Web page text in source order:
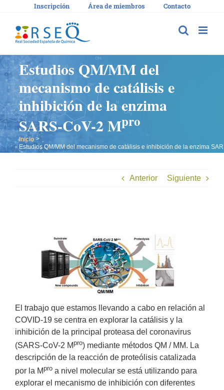
contenido
Inscripción Área de miembros Contacto
Estudios QM/MM del
mecanismo de catálisis e
inhibición de la enzima
SARS-CoV-2 Mpro
Inicio
Estudios QM/MM del mecanismo de catálisis e inhibición de la enzima
Anterior Siguiente
grande
El trabajo que estamos llevando a cabo en relación al
COVID-19 se centra en explorar la catálisis y la
inhibición de la principal proteasa del coronavirus
(SARS-CoV-2 Mpro) mediante métodos QM / MM. La
descripción de la reacción de proteólisis catalizada
por la Mpro a nivel molecular se está utilizando para
explorar el mecanismo de inhibición con diferentes